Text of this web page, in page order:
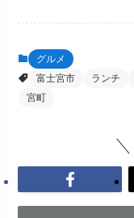
グルメ
富士宮市
ランチ
宮町